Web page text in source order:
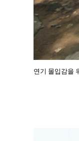
연기 몰입감을